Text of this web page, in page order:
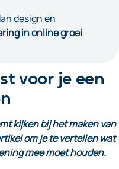
design en
in online groei.
voor je een
kijken bij het maken van
om je te vertellen wat
mee moet houden.